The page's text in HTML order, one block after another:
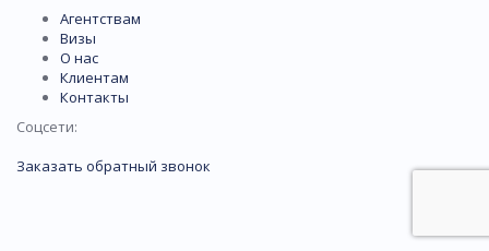
Агентствам
Визы
О нас
Клиентам
Контакты
Соцсети:
Заказать обратный звонок